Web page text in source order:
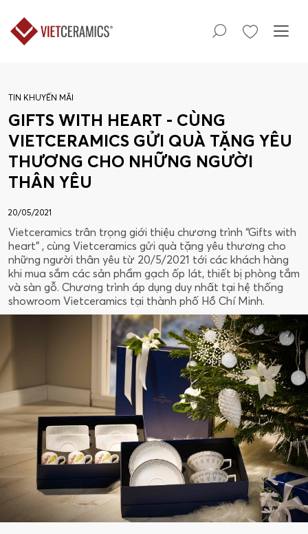
TIN KHUYẾN MÃI
GIFTS WITH HEART - CÙNG
VIETCERAMICS GỬI QUÀ TẶNG YÊU
THƯƠNG CHO NHỮNG NGƯỜI
THÂN YÊU
20/05/2021
Vietceramics trân trọng giới thiệu chương trình “Gifts with
heart” , cùng Vietceramics gửi quà tặng yêu thương cho
những người thân yêu từ 20/5/2021 tới các khách hàng
khi mua sắm các sản phẩm gạch ốp lát, thiết bị phòng tắm
và sàn gỗ. Chương trình áp dụng duy nhất tại hệ thống
showroom Vietceramics tại thành phố Hồ Chí Minh.